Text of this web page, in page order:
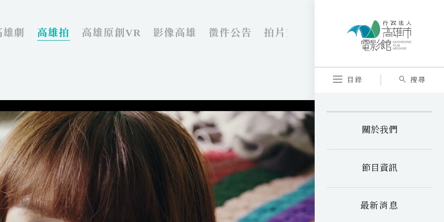
目錄 搜尋
關於我們
節目資訊
最新消息
雄劇 高雄拍 高雄原創VR 影像高雄 徵件公告 拍片支援中心